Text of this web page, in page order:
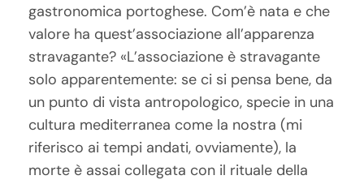
gastronomica portoghese. Com’è nata e che
valore ha quest’associazione all’apparenza
stravagante? «L’associazione è stravagante
solo apparentemente: se ci si pensa bene, da
un punto di vista antropologico, specie in una
cultura mediterranea come la nostra (mi
riferisco ai tempi andati, ovviamente), la
morte è assai collegata con il rituale della